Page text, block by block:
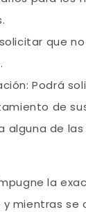
que
Podrá
de
alguna de
la
mientras se